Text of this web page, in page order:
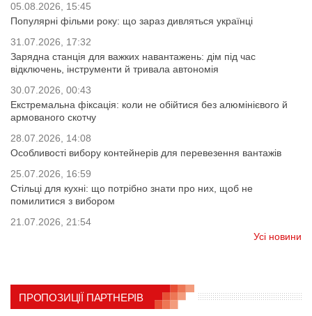
05.08.2026, 15:45
Популярні фільми року: що зараз дивляться українці
31.07.2026, 17:32
Зарядна станція для важких навантажень: дім під час
відключень, інструменти й тривала автономія
30.07.2026, 00:43
Екстремальна фіксація: коли не обійтися без алюмінієвого й
армованого скотчу
28.07.2026, 14:08
Особливості вибору контейнерів для перевезення вантажів
25.07.2026, 16:59
Стільці для кухні: що потрібно знати про них, щоб не
помилитися з вибором
21.07.2026, 21:54
Усі новини
ПРОПОЗИЦІЇ ПАРТНЕРІВ